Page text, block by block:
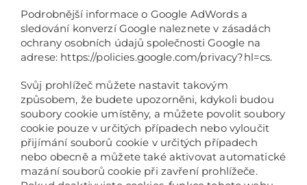
Podrobnější informace o Google AdWords a
sledování konverzí Google naleznete v zásadách
ochrany osobních údajů společnosti Google na
adrese: https://policies.google.com/privacy?hl=cs.
Svůj prohlížeč můžete nastavit takovým
způsobem, že budete upozorněni, kdykoli budou
soubory cookie umístěny, a můžete povolit soubory
cookie pouze v určitých případech nebo vyloučit
přijímání souborů cookie v určitých případech
nebo obecně a můžete také aktivovat automatické
mazání souborů cookie při zavření prohlížeče.